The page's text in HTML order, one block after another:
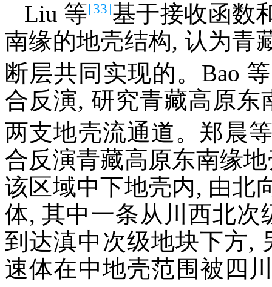
Liu 等[33]基于接收函数
南缘的地壳结构, 认为青
断层共同实现的。Bao 等
合反演, 研究青藏高原
两支地壳流通道。郑晨
合反演青藏高原东南缘
该区域中下地壳内, 由北
体, 其中一条从川西北
到达滇中次级地块下方,
速体在中地壳范围被四